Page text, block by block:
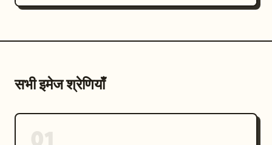
सभी इमेज श्रेणियाँ